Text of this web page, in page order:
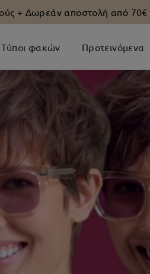
+ Δωρεάν αποστολή από 70€
Τύποι φακών Προτεινόμενα